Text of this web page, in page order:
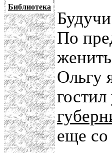
Библиотека
По
Ольгу
еще